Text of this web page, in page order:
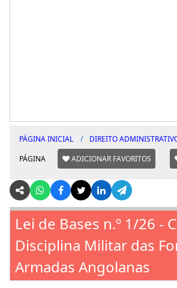
PÁGINA INICIAL DIREITO
PÁGINA
ADICIONAR FAVORITOS
Lei de Bases n.º 1/26 -
Disciplina Militar das
Armadas Angolanas